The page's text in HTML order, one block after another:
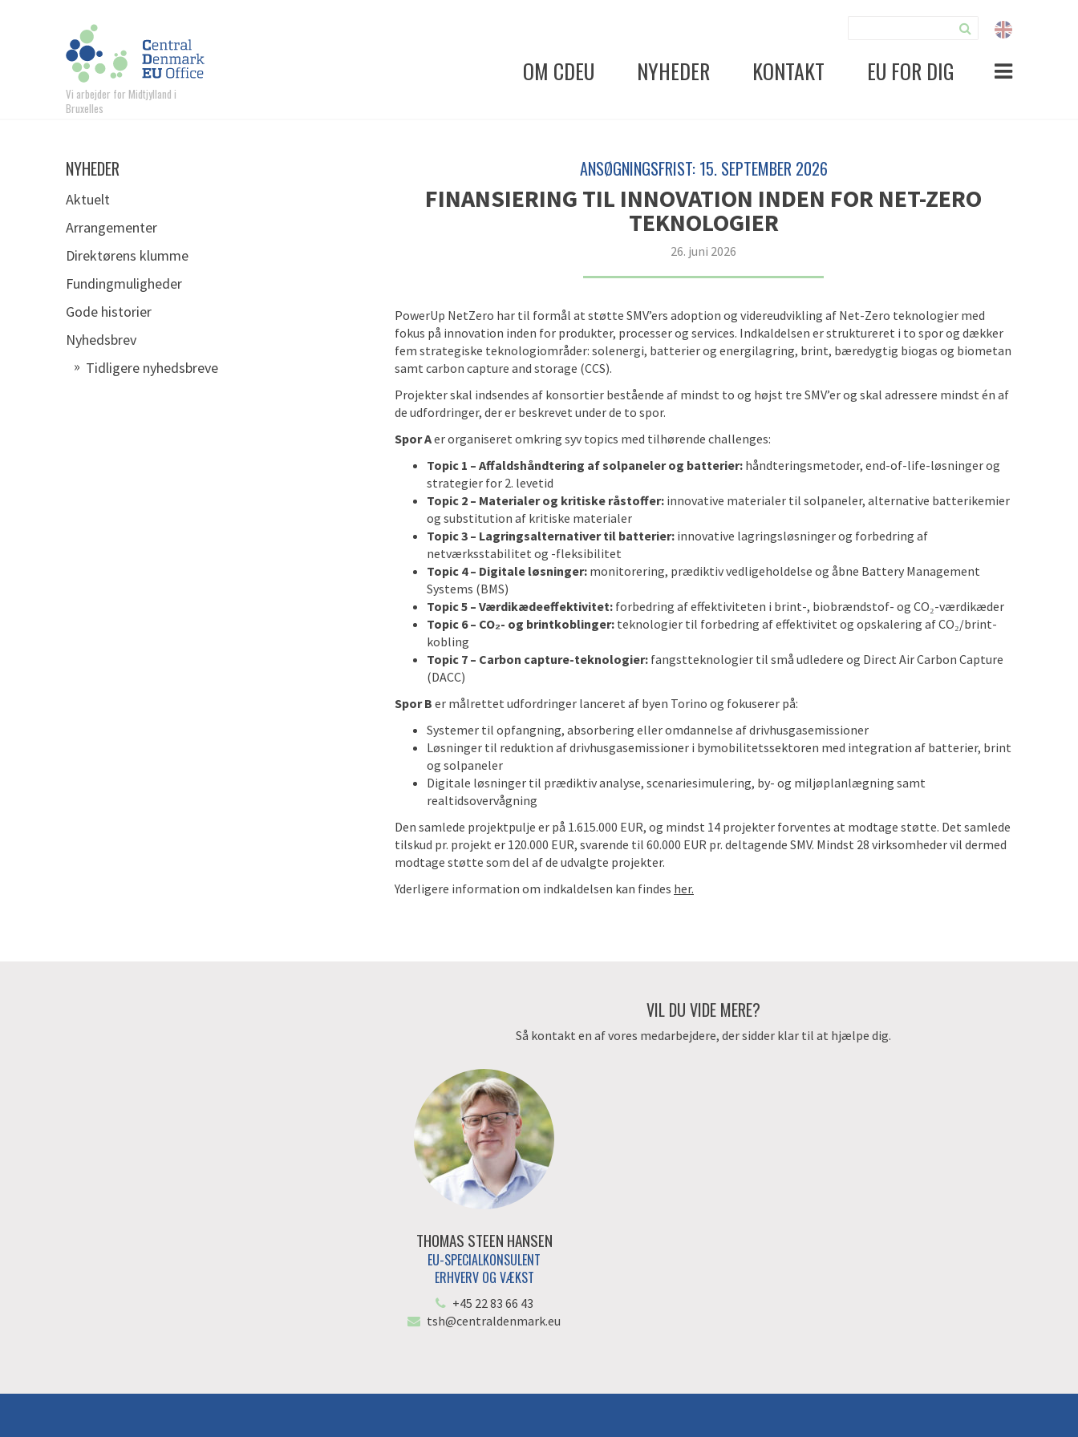
Vi arbejder for Midtjylland i
Bruxelles
OM CDEU NYHEDER KONTAKT EU FOR DIG
NYHEDER
Aktuelt
Arrangementer
Direktørens klumme
Fundingmuligheder
Gode historier
Nyhedsbrev
Tidligere nyhedsbreve
ANSØGNINGSFRIST: 15. SEPTEMBER 2026
FINANSIERING TIL INNOVATION INDEN FOR NET-ZERO
TEKNOLOGIER
26. juni 2026
PowerUp NetZero har til formål at støtte SMV’ers adoption og videreudvikling af Net-Zero teknologier med
fokus på innovation inden for produkter, processer og services. Indkaldelsen er struktureret i to spor og dækker
fem strategiske teknologiområder: solenergi, batterier og energilagring, brint, bæredygtig biogas og biometan
samt carbon capture and storage (CCS).
Projekter skal indsendes af konsortier bestående af mindst to og højst tre SMV’er og skal adressere mindst én af
de udfordringer, der er beskrevet under de to spor.
Spor Aer organiseret omkring syv topics med tilhørende challenges:
Topic 1 – Affaldshåndtering af solpaneler og batterier: håndteringsmetoder, end-of-life-løsninger og
strategier for 2. levetid
Topic 2 – Materialer og kritiske råstoffer: innovative materialer til solpaneler, alternative batterikemier
og substitution af kritiske materialer
Topic 3 – Lagringsalternativer til batterier: innovative lagringsløsninger og forbedring af
netværksstabilitet og -fleksibilitet
Topic 4 – Digitale løsninger: monitorering, prædiktiv vedligeholdelse og åbne Battery Management
Systems (BMS)
Topic 5 – Værdikædeeffektivitet: forbedring af effektiviteten i brint-, biobrændstof- og CO₂-værdikæder
Topic 6 – CO₂- og brintkoblinger: teknologier til forbedring af effektivitet og opskalering af CO₂/brint-
kobling
Topic 7 – Carbon capture-teknologier: fangstteknologier til små udledere og Direct Air Carbon Capture
(DACC)
Spor B er målrettet udfordringer lanceret af byen Torino og fokuserer på:
Systemer til opfangning, absorbering eller omdannelse af drivhusgasemissioner
Løsninger til reduktion af drivhusgasemissioner i bymobilitetssektoren med integration af batterier, brint
og solpaneler
Digitale løsninger til prædiktiv analyse, scenariesimulering, by- og miljøplanlægning samt
realtidsovervågning
Den samlede projektpulje er på 1.615.000 EUR, og mindst 14 projekter forventes at modtage støtte. Det samlede
tilskud pr. projekt er 120.000 EUR, svarende til 60.000 EUR pr. deltagende SMV. Mindst 28 virksomheder vil dermed
modtage støtte som del af de udvalgte projekter.
Yderligere information om indkaldelsen kan findes her.
VIL DU VIDE MERE?
Så kontakt en af vores medarbejdere, der sidder klar til at hjælpe dig.
THOMAS STEEN HANSEN
EU-SPECIALKONSULENT
ERHVERV OG VÆKST
+45 22 83 66 43
tsh@centraldenmark.eu